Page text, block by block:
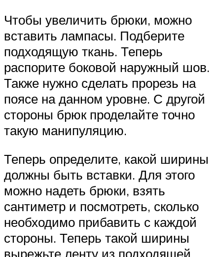
Чтобы увеличить брюки, можно
вставить лампасы. Подберите
подходящую ткань. Теперь
распорите боковой наружный шов.
Также нужно сделать прорезь на
поясе на данном уровне. С другой
стороны брюк проделайте точно
такую манипуляцию.
Теперь определите, какой ширины
должны быть вставки. Для этого
можно надеть брюки, взять
сантиметр и посмотреть, сколько
необходимо прибавить с каждой
стороны. Теперь такой ширины
вырежьте ленту из подходящей